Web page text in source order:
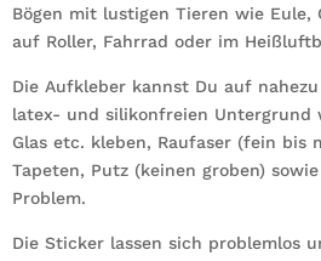
Dekoration,
Geburtstagsgeschenk
Bögen mit lustigen Tieren wie Eule,
auf Roller, Fahrrad oder im
Die Aufkleber kannst Du auf
latex- und silikonfreien Untergrund
Glas etc. kleben, Raufaser (fein bis
Tapeten, Putz (keinen groben)
Problem.
Die Sticker lassen sich problemlos